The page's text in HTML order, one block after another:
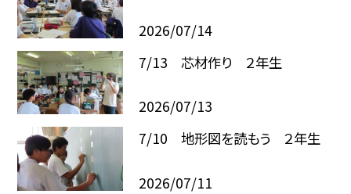
2026/07/14
7/13 芯材作り ２年生
2026/07/13
7/10 地形図を読もう ２年生
2026/07/11